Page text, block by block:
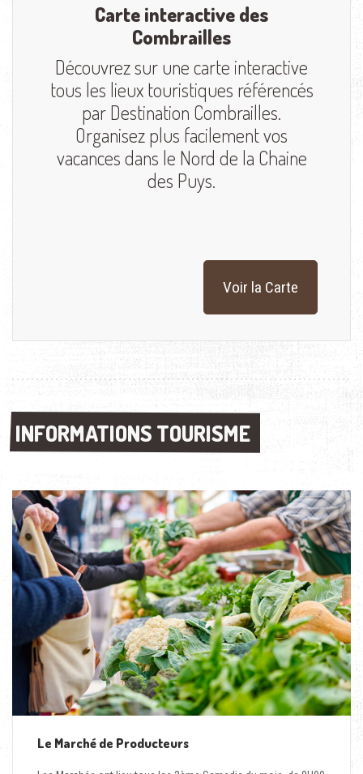
Carte interactive des
Combrailles
Découvrez sur une carte interactive
tous les lieux touristiques référencés
par Destination Combrailles.
Organisez plus facilement vos
vacances dans le Nord de la Chaine
des Puys.
Voir la Carte
INFORMATIONS TOURISME
INFORMATIONS TOURISME
Le Marché de Producteurs